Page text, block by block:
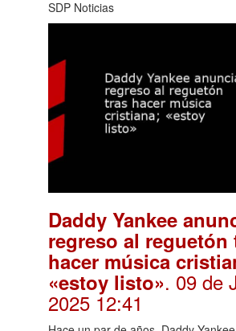
SDP Noticias
Daddy Yankee
regreso al reguetón
hacer música
«estoy listo». 09 de
2025 12:41